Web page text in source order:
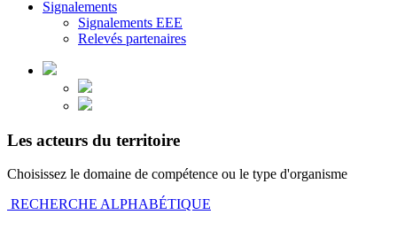
Signalements
Signalements EEE
Relevés partenaires
Les acteurs du territoire
Choisissez le domaine de compétence ou le type d'organisme
RECHERCHE ALPHABÉTIQUE